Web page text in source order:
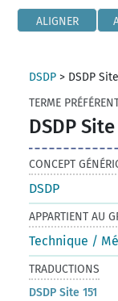
ALIGNER
DSDP > DSDP
TERME
DSDP Site
CONCEPT
DSDP
APPARTIENT AU
Technique /
TRADUCTIONS
DSDP Site 151